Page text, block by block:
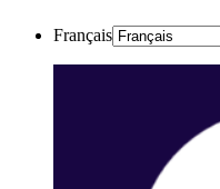
Français